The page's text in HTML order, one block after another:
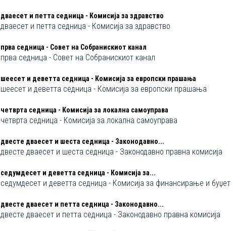
дваесет и петта седница - Комисија за здравство
дваесет и петта седница - Комисија за здравство
прва седница - Совет на Собранискиот канал
прва седница - Совет на Собранискиот канал
шеесет и деветта седница - Комисија за европски прашања
шеесет и деветта седница - Комисија за европски прашања
четврта седница - Комисија за локална самоуправа
четврта седница - Комисија за локална самоуправа
двестe дваесет и шеста седница - Законодавно...
двестe дваесет и шеста седница - Законодавно правна комисија
седумдесет и деветта седница - Комисија за...
седумдесет и деветта седница - Комисија за финансирање и буџет
двестe дваесет и петта седница - Законодавно...
двестe дваесет и петта седница - Законодавно правна комисија